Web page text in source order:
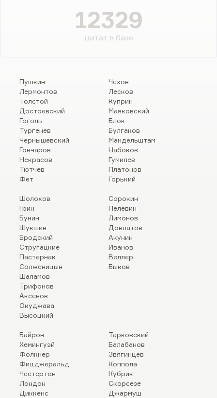
12329
цитат в базе
Пушкин
Лермонтов
Толстой
Достоевский
Гоголь
Тургенев
Чернышевский
Гончаров
Некрасов
Тютчев
Фет
Чехов
Лесков
Куприн
Маяковский
Блок
Булгаков
Мандельштам
Набоков
Гумилев
Платонов
Горький
Шолохов
Грин
Бунин
Шукшин
Бродский
Стругацкие
Пастернак
Солженицын
Шаламов
Трифонов
Аксенов
Окуджава
Высоцкий
Сорокин
Пелевин
Лимонов
Довлатов
Акунин
Иванов
Веллер
Быков
Байрон
Хемингуэй
Фолкнер
Фицджеральд
Честертон
Лондон
Диккенс
Тарковский
Балабанов
Звягинцев
Коппола
Кубрик
Скорсезе
Джармуш